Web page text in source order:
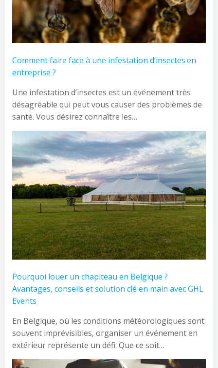
Comment faire face à une infestation d’insectes en
entreprise ?
Une infestation d’insectes est un événement très
désagréable qui peut vous causer des problèmes de
santé. Vous désirez connaître les…
Pourquoi louer un chapiteau en Belgique ?
Avantages, conseils et solution clé en main avec GHL
Events
En Belgique, où les conditions météorologiques sont
souvent imprévisibles, organiser un événement en
extérieur représente un défi. Que ce soit…